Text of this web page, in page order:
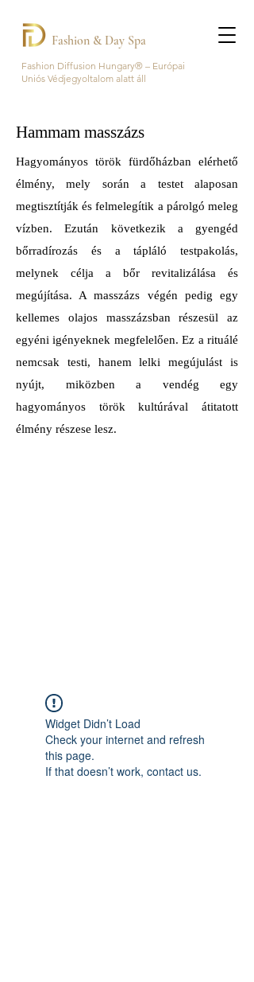
Fashion Diffusion Hungary® – Európai
Uniós Védjegyoltalom alatt áll
Fashion & Day Spa
Hammam masszázs
Hagyományos török fürdőházban elérhető
élmény, mely során a testet alaposan
megtisztítják és felmelegítik a párolgó meleg
vízben. Ezután következik a gyengéd
bőrradírozás és a tápláló testpakolás,
melynek célja a bőr revitalizálása és
megújítása. A masszázs végén pedig egy
kellemes olajos masszázsban részesül az
egyéni igényeknek megfelelően. Ez a rituálé
nemcsak testi, hanem lelki megújulást is
nyújt, miközben a vendég egy
hagyományos török kultúrával átitatott
élmény részese lesz.
Widget Didn’t Load
Check your internet and refresh
this page.
If that doesn’t work, contact us.